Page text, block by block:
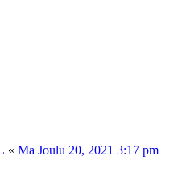
« Ma Joulu 20, 2021 3:17 pm